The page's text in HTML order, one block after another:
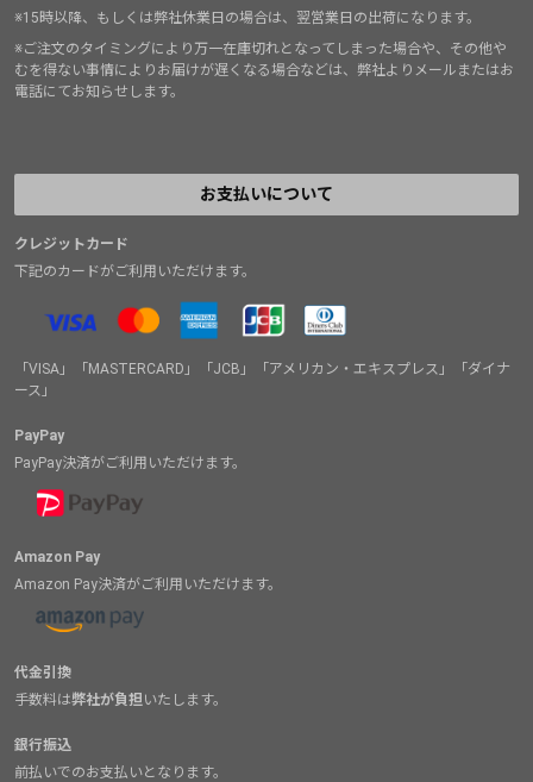
※15時以降、もしくは弊社休業日の場合は、翌営業日の出荷になります。
※ご注文のタイミングにより万一在庫切れとなってしまった場合や、その他や
むを得ない事情によりお届けが遅くなる場合などは、弊社よりメールまたはお
電話にてお知らせします。
お支払いについて
クレジットカード
下記のカードがご利用いただけます。
「VISA」「MASTERCARD」「JCB」「アメリカン・エキスプレス」「ダイナ
ース」
PayPay
PayPay決済がご利用いただけます。
Amazon Pay
Amazon Pay決済がご利用いただけます。
代金引換
手数料は弊社が負担いたします。
銀行振込
前払いでのお支払いとなります。